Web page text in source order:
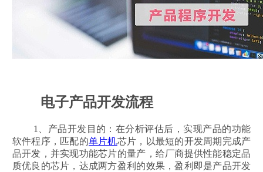
电子产品开发流程
1、产品开发目的：在分析评估后，实现产品的功能
软件程序，匹配的单片机芯片，以最短的开发周期完成产
品开发，并实现功能芯片的量产，给厂商提供性能稳定品
质优良的芯片，达成两方盈利的效果，盈利即是产品开发